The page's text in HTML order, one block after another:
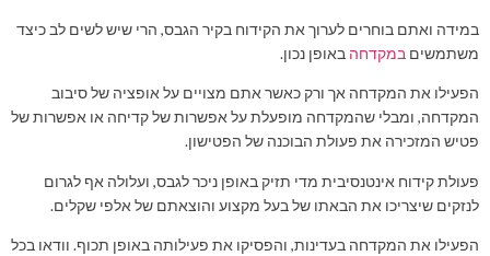
במידה ואתם בוחרים לערוך את הקידוח בקיר הגבס, הרי שיש לשים לב כיצד
משתמשים במקדחה באופן נכון.
הפעילו את המקדחה אך ורק כאשר אתם מצויים על אופציה של סיבוב
המקדחה, ומבלי שהמקדחה מופעלת על אפשרות של קדיחה או אפשרות של
פטיש המזכירה את פעולת הבוכנה של הפטישון.
פעולת קידוח אינטנסיבית מדי תזיק באופן ניכר לגבס, ועלולה אף לגרום
לנזקים שיצריכו את הבאתו של בעל מקצוע והוצאתם של אלפי שקלים.
הפעילו את המקדחה בעדינות, והפסיקו את פעילותה באופן תכוף. וודאו בכל